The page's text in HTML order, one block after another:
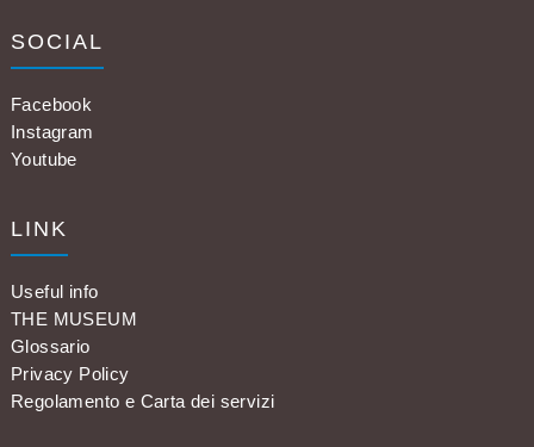
SOCIAL
Facebook
Instagram
Youtube
LINK
Useful info
THE MUSEUM
Glossario
Privacy Policy
Regolamento e Carta dei servizi